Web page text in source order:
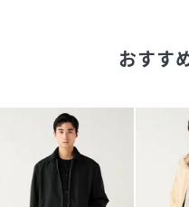
※着用画像は光の当たり具
って、実際の色味と異なっ
品の色味は商品単体で撮
おすす